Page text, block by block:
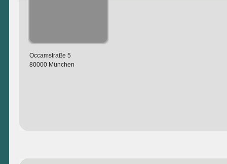
Occamstraße 5
80000 München